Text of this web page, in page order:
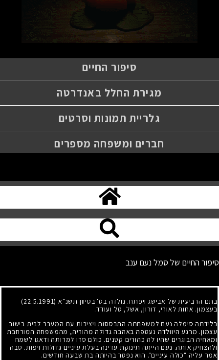
סיפור החיים
מגירת החלל באנדרטה
גלריית תמונות וסרטים
חברים ומשפחה מספרים
סיפור החיים של סמל נעם ענב
בתם הרביעית של אבישג ויפתח. נולדה בט' בסיוון תשנ"א (22.5.1991)
בעצמון. אחות לאורי, דורון, אשל, טל ועודד.
בלידתה סימלה נעם למשפחתה התבססות ויציבות עם המעבר לבית בישוב
עצמון. מרגע היוולדה נעטפה באהבה גדולה מהוריה, מהמשפחה המורחבת
ומאחיה הבוגרים שהיו לה כהורים קטנים. כולם סרו למרותה ודאגו לשמח
ולהצחיק אותה. נעם הייתה תינוקת עדינה בעלת עיניים גדולות ויפות. סבה
אמר עליה "כולה עיניים". הוא נפטר בהיותה בת שבעה חודשים.